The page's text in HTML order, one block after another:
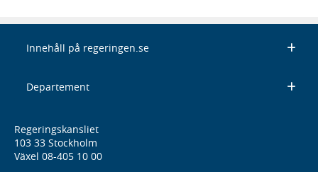
Innehåll på regeringen.se
Departement
Regeringskansliet
103 33 Stockholm
Växel 08-405 10 00